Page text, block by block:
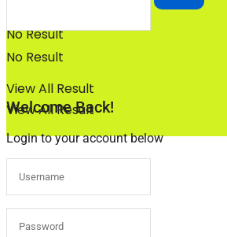
No Result
View All Result
No Result
View All Result
Welcome Back!
Login to your account below